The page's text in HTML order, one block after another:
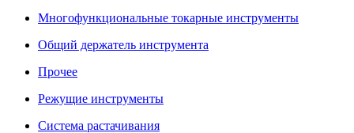
Многофункциональные токарные инструменты
Общий держатель инструмента
Прочее
Режущие инструменты
Система растачивания